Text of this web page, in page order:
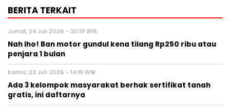
BERITA TERKAIT
Jumat, 24 Juli 2026 - 20:19 WIB
Nah lho! Ban motor gundul kena tilang Rp250 ribu atau
penjara 1 bulan
Kamis, 23 Juli 2026 - 14:16 WIB
Ada 3 kelompok masyarakat berhak sertifikat tanah
gratis, ini daftarnya